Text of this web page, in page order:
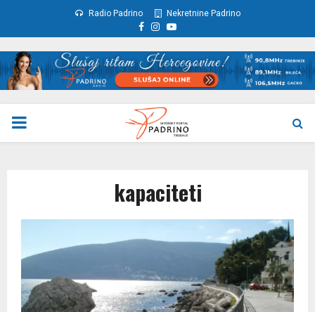
Radio Padrino Nekretnine Padrino
Facebook
Instagram
Youtube
PRIMARY
kapaciteti